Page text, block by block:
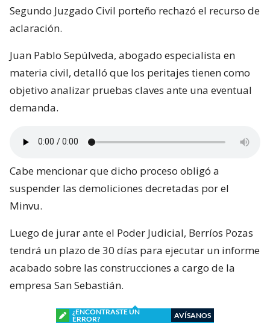
Segundo Juzgado Civil porteño rechazó el recurso de
aclaración.
Juan Pablo Sepúlveda, abogado especialista en
materia civil, detalló que los peritajes tienen como
objetivo analizar pruebas claves ante una eventual
demanda.
Cabe mencionar que dicho proceso obligó a
suspender las demoliciones decretadas por el
Minvu.
Luego de jurar ante el Poder Judicial, Berríos Pozas
tendrá un plazo de 30 días para ejecutar un informe
acabado sobre las construcciones a cargo de la
empresa San Sebastián.
¿ENCONTRASTE UN
ERROR?
AVÍSANOS